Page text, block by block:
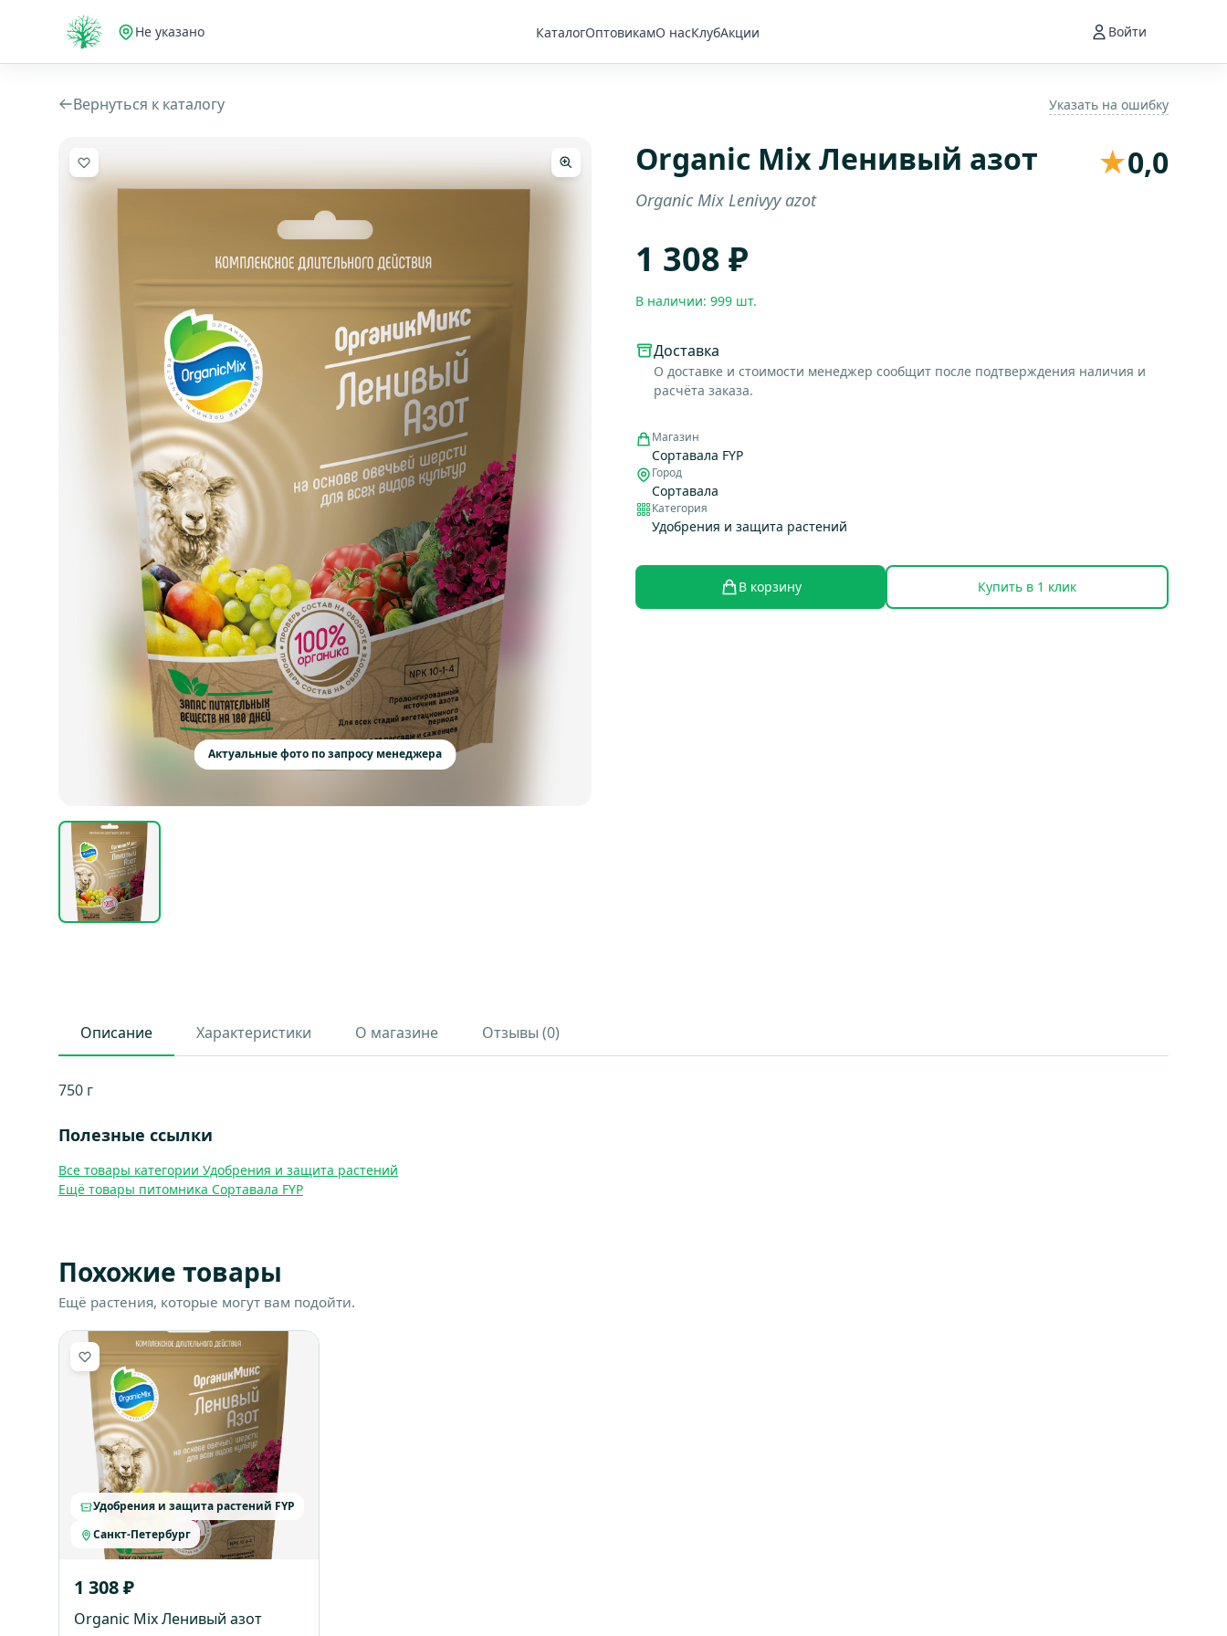
Не указано КаталогОптовикамО насКлубАкции Войти
Вернуться к каталогу Указать на ошибку
Актуальные фото по запросу менеджера
Organic Mix Ленивый азот ★0,0
Organic Mix Lenivyy azot
1 308 ₽
В наличии: 999 шт.
Доставка
О доставке и стоимости менеджер сообщит после подтверждения наличия и
расчёта заказа.
Магазин
Сортавала FYP
Город
Сортавала
Категория
Удобрения и защита растений
В корзину Купить в 1 клик
Описание Характеристики О магазине Отзывы (0)
750 г
Полезные ссылки
Все товары категории Удобрения и защита растений
Ещё товары питомника Сортавала FYP
Похожие товары
Ещё растения, которые могут вам подойти.
Удобрения и защита растений FYP
Санкт-Петербург
1 308 ₽
Organic Mix Ленивый азот